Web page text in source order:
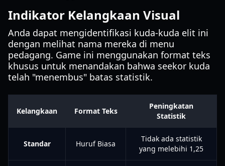
Indikator Kelangkaan Visual
Anda dapat mengidentifikasi kuda-kuda elit ini
dengan melihat nama mereka di menu
pedagang. Game ini menggunakan format teks
khusus untuk menandakan bahwa seekor kuda
telah "menembus" batas statistik.
Kelangkaan Format Teks
Peningkatan
Statistik
Standar Huruf Biasa
Tidak ada statistik
yang melebihi 1,25